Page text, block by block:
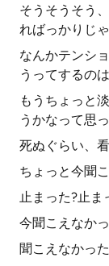
そうそうそう
ればっかりじ
なんかテンシ
うってするの
もうちょっと
うかなって思っ
死ぬぐらい、
ちょっと今聞
止まった?止ま
今聞こえなかっ
聞こえなかっ